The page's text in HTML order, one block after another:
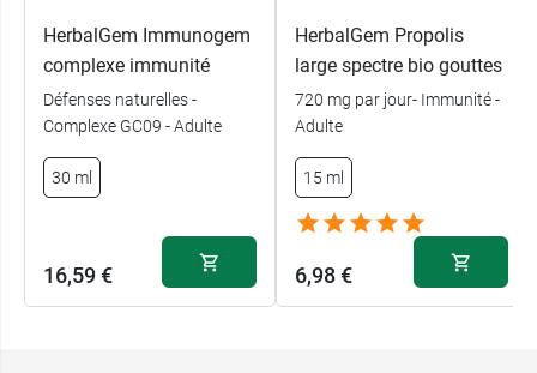
HerbalGem Immunogem
complexe immunité
Défenses naturelles -
Complexe GC09 - Adulte
30 ml
16,59 €
HerbalGem Propolis
large spectre bio gouttes
720 mg par jour- Immunité -
Adulte
15 ml
6,98 €